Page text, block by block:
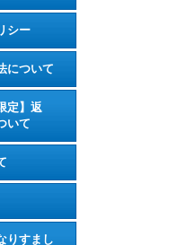
シー
について
定】返
いて
りすまし